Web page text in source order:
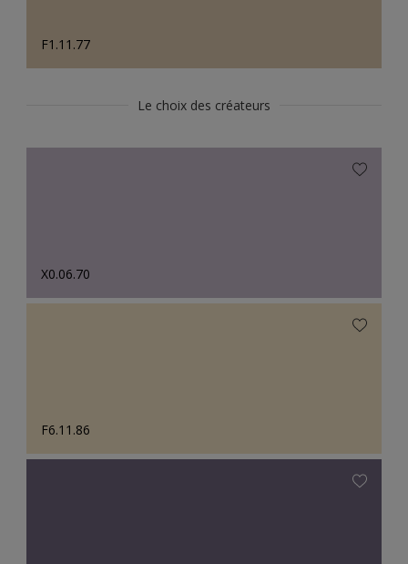
F1.11.77
Le choix des créateurs
X0.06.70
F6.11.86